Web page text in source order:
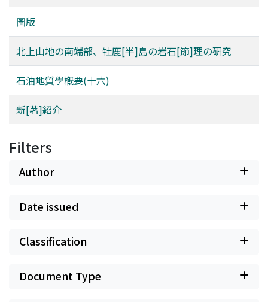
圖版
北上山地の南端部、牡鹿[半]島の岩石[節]理の硏究
石油地質學槪要(十六)
新[著]紹介
Filters
Author
Date issued
Classification
Document Type